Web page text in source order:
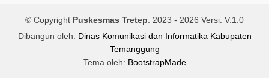
© Copyright Puskesmas Tretep. 2023 - 2026 Versi: V.1.0
Dibangun oleh: Dinas Komunikasi dan Informatika Kabupaten
Temanggung
Tema oleh: BootstrapMade